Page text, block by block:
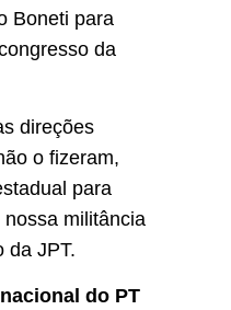
Boneti para
da
direções
o fizeram,
para
militância
da JPT.
do PT